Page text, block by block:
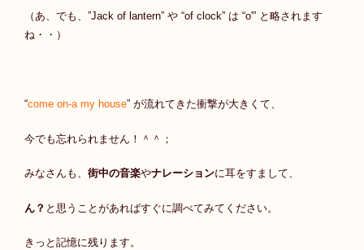
（あ、でも、”Jack of lantern” や “of clock” は “o'” と略されます
ね・・）
“come on-a my house” が流れてきた衝撃が大きくて、
今でも忘れられません！＾＾；
みなさんも、 街中の音楽やナレーションに耳をすまして、
ん？ と思うことがあればすぐに調べてみてください。
きっと記憶に残ります。